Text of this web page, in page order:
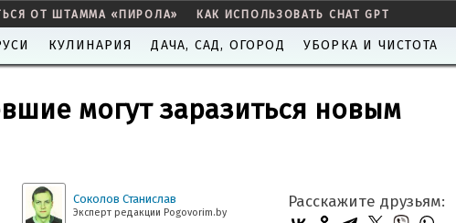
ОТ ШТАММА «ПИРОЛА» КАК ИСПОЛЬЗОВАТЬ CHAT GPT
КУЛИНАРИЯ ДАЧА, САД, ОГОРОД УБОРКА И ЧИСТОТА
могут заразиться новым
Соколов Станислав
Эксперт редакции Pogovorim.by
Расскажите друзьям: